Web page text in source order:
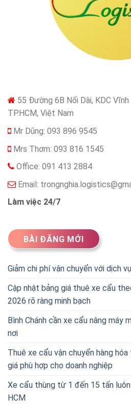
55 Đường 6B Nối Dài, KDC
TP.HCM, Việt Nam
Mr Dũng: 093 896 9545
Mrs Thơm: 093 816 1545
Office: 091 413 2884
Email:
Làm việc 24/7
BÀI ĐĂNG MỚI
Giảm chi phí vận chuyển với dịch
Cập nhật bảng giá thuê xe cẩu
2026 rõ ràng minh bạch
Bình Chánh cần xe cẩu nâng máy
nơi
Thuê xe cẩu vận chuyển hàng
giá phù hợp cho doanh nghiệp
Xe cẩu thùng từ 1 đến 15 tấn
HCM